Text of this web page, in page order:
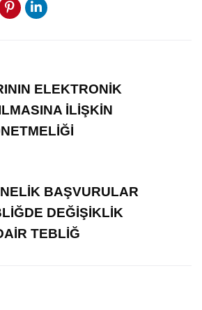
ELEKTRONİK
İLİŞKİN
BAŞVURULAR
DEĞİŞİKLİK
TEBLİĞ